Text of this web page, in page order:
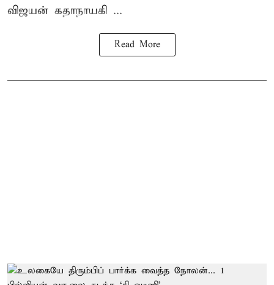
விஜயன் கதாநாயகி ...
Read More